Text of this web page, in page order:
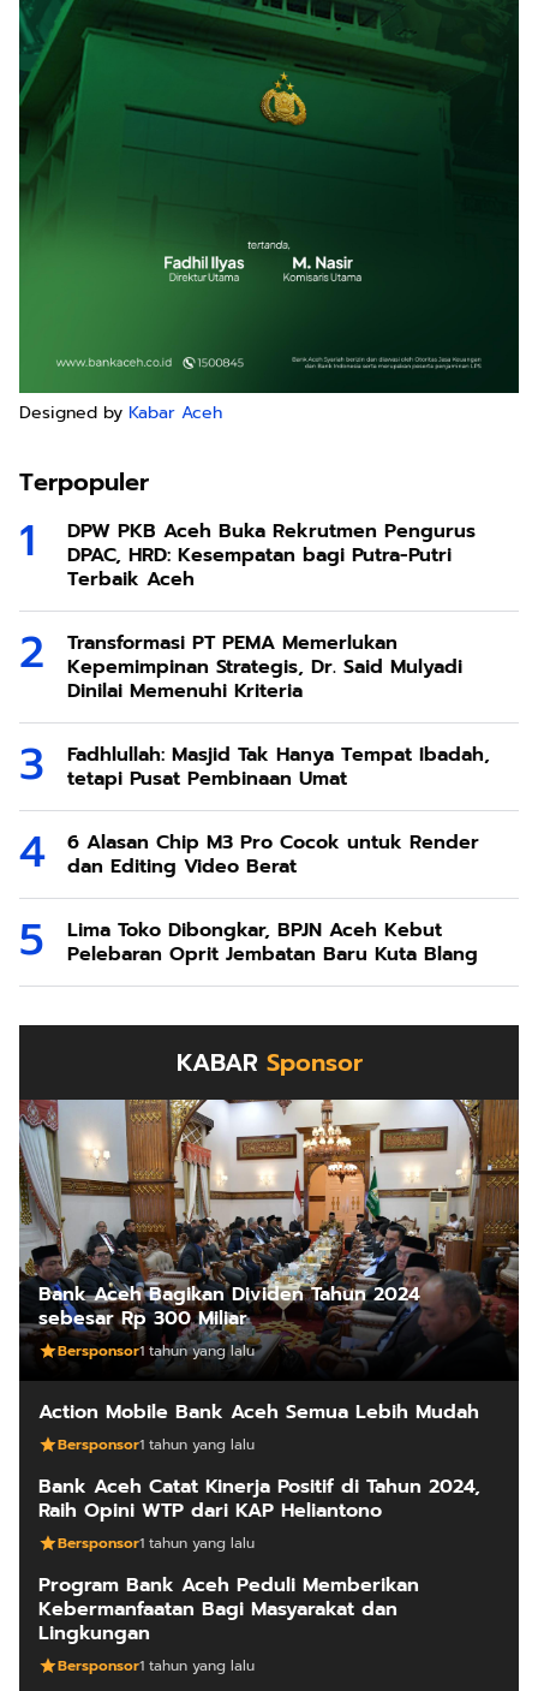
Designed by Kabar Aceh
Terpopuler
DPW PKB Aceh Buka Rekrutmen Pengurus
DPAC, HRD: Kesempatan bagi Putra-Putri
Terbaik Aceh
Transformasi PT PEMA Memerlukan
Kepemimpinan Strategis, Dr. Said Mulyadi
Dinilai Memenuhi Kriteria
Fadhlullah: Masjid Tak Hanya Tempat Ibadah,
tetapi Pusat Pembinaan Umat
6 Alasan Chip M3 Pro Cocok untuk Render
dan Editing Video Berat
Lima Toko Dibongkar, BPJN Aceh Kebut
Pelebaran Oprit Jembatan Baru Kuta Blang
KABAR Sponsor
Bank Aceh Bagikan Dividen Tahun 2024
sebesar Rp 300 Miliar
Bersponsor1 tahun yang lalu
Action Mobile Bank Aceh Semua Lebih Mudah
Bersponsor1 tahun yang lalu
Bank Aceh Catat Kinerja Positif di Tahun 2024,
Raih Opini WTP dari KAP Heliantono
Bersponsor1 tahun yang lalu
Program Bank Aceh Peduli Memberikan
Kebermanfaatan Bagi Masyarakat dan
Lingkungan
Bersponsor1 tahun yang lalu